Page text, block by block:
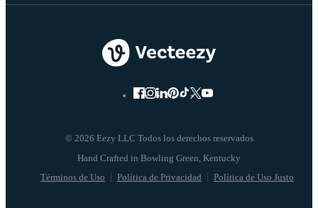
© 2026 Eezy LLC Todos los derechos reservados
Términos de Uso Política de Privacidad Política de Uso Justo